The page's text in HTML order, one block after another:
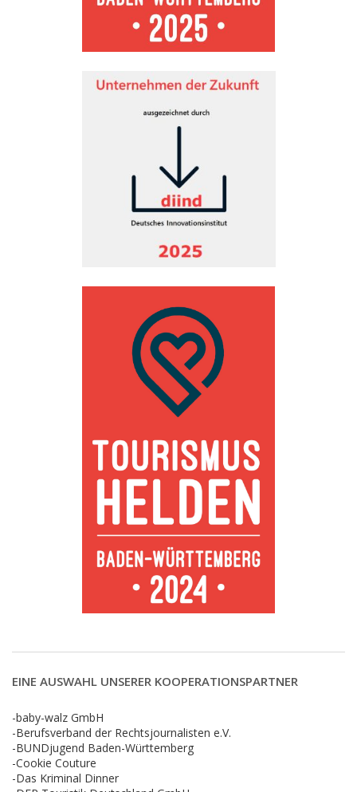
EINE AUSWAHL UNSERER KOOPERATIONSPARTNER
-baby-walz GmbH
-Berufsverband der Rechtsjournalisten e.V.
-BUNDjugend Baden-Württemberg
-Cookie Couture
-Das Kriminal Dinner